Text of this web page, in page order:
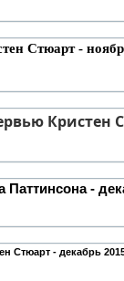
Стюарт -
Кристен
-
Стюарт - декабрь